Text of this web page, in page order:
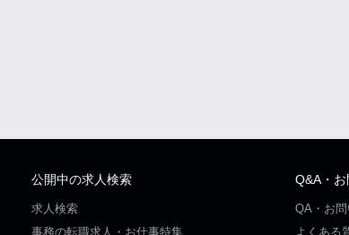
公開中の求人検索
求人検索
事務の転職求人・お仕事特集
Q&A・
QA・お
よくある